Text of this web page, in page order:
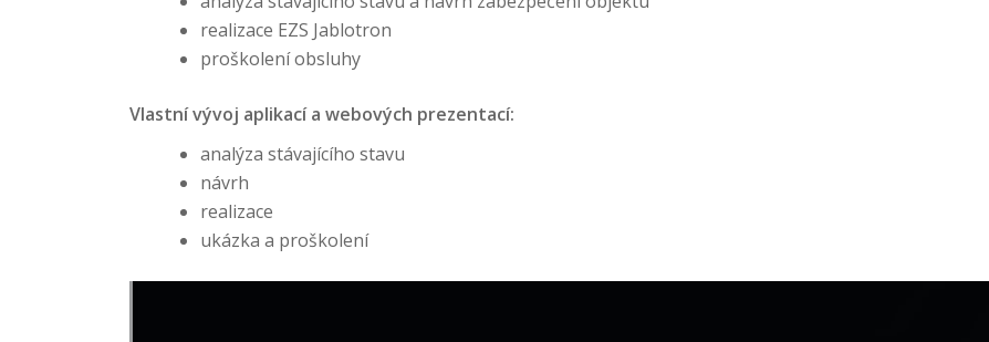
realizace EZS Jablotron
proškolení obsluhy
Vlastní vývoj aplikací a webových prezentací:
analýza stávajícího stavu
návrh
realizace
ukázka a proškolení